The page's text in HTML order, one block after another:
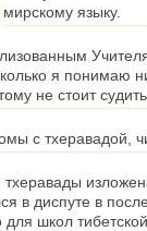
мирскому языку.
я понимаю
не стоит
с тхеравадой,
тхеравады
в диспуте в
для школ